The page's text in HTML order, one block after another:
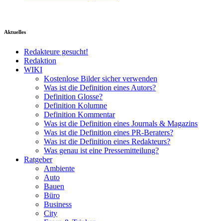
Aktuelles
Redakteure gesucht!
Redaktion
WIKI
Kostenlose Bilder sicher verwenden
Was ist die Definition eines Autors?
Definition Glosse?
Definition Kolumne
Definition Kommentar
Was ist die Definition eines Journals & Magazins
Was ist die Definition eines PR-Beraters?
Was ist die Definition eines Redakteurs?
Was genau ist eine Pressemitteilung?
Ratgeber
Ambiente
Auto
Bauen
Büro
Business
City